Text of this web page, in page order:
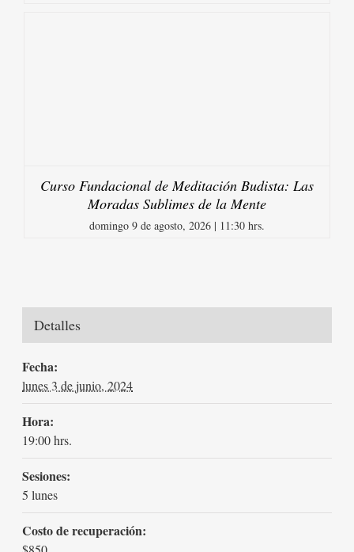
Curso Fundacional de Meditación Budista: Las
Moradas Sublimes de la Mente
domingo 9 de agosto, 2026 | 11:30 hrs.
Detalles
Fecha:
lunes 3 de junio, 2024
Hora:
19:00 hrs.
Sesiones:
5 lunes
Costo de recuperación: